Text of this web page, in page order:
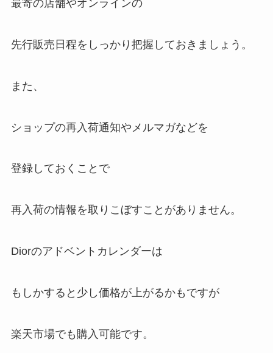
最寄の店舗やオンラインの
先行販売日程をしっかり把握しておきましょう。
また、
ショップの再入荷通知やメルマガなどを
登録しておくことで
再入荷の情報を取りこぼすことがありません。
Diorのアドベントカレンダーは
もしかすると少し価格が上がるかもですが
楽天市場でも購入可能です。